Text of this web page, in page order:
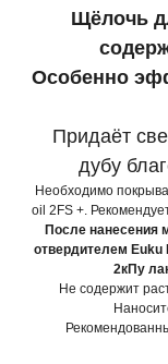
Щёлочь
Особенно
Придаёт
дубу
Необходимо
oil 2FS +.
После нанесения
отвердителем Euku
2кПу
Не содержит